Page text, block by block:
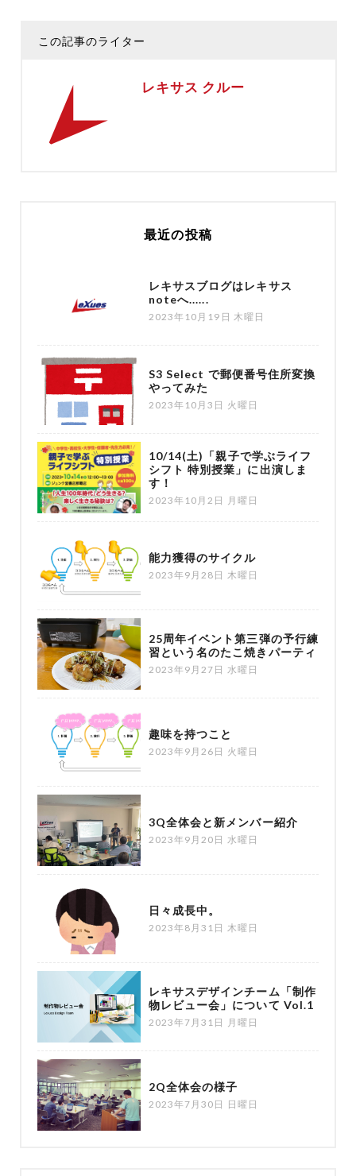
この記事のライター
レキサス クルー
最近の投稿
レキサスブログはレキサス
noteへ......
2023年10月19日 木曜日
S3 Select で郵便番号住所変換
やってみた
2023年10月3日 火曜日
10/14(土)「親子で学ぶライフ
シフト 特別授業」に出演しま
す！
2023年10月2日 月曜日
能力獲得のサイクル
2023年9月28日 木曜日
25周年イベント第三弾の予行練
習という名のたこ焼きパーティ
2023年9月27日 水曜日
趣味を持つこと
2023年9月26日 火曜日
3Q全体会と新メンバー紹介
2023年9月20日 水曜日
日々成長中。
2023年8月31日 木曜日
レキサスデザインチーム「制作
物レビュー会」について Vol.1
2023年7月31日 月曜日
2Q全体会の様子
2023年7月30日 日曜日